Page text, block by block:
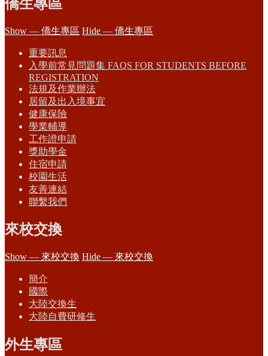
僑生專區
Show — 僑生專區 Hide — 僑生專區
重要訊息
入學前常見問題集 FAQS FOR STUDENTS BEFORE
REGISTRATION
法規及作業辦法
居留及出入境事宜
健康保險
學業輔導
工作證申請
獎助學金
住宿申請
校園生活
友善連結
聯繫我們
來校交換
Show — 來校交換 Hide — 來校交換
簡介
國際
大陸交換生
大陸自費研修生
外生專區